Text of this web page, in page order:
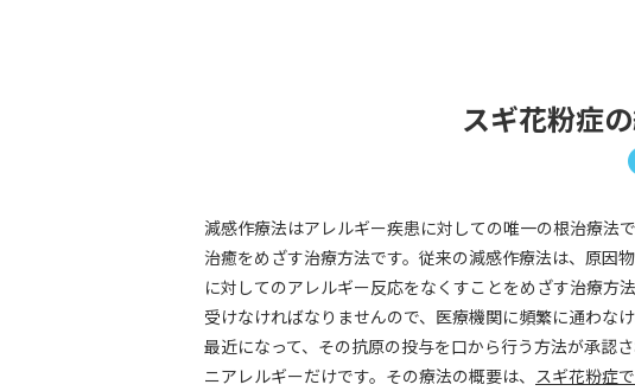
スギ花粉症
減感作療法はアレルギー疾患に対しての唯一の根治療法
治癒をめざす治療方法です。従来の減感作療法は、原因
に対してのアレルギー反応をなくすことをめざす治療方
受けなければなりませんので、医療機関に頻繁に通わな
最近になって、その抗原の投与を口から行う方法が承認
ニアレルギーだけです。その療法の概要は、 スギ花粉症